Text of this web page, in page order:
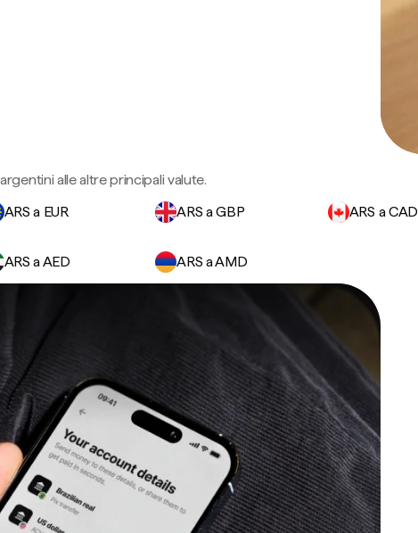
alle altre principali valute.
ARS a EUR ARS a GBP ARS a CAD
ARS a AED ARS a AMD